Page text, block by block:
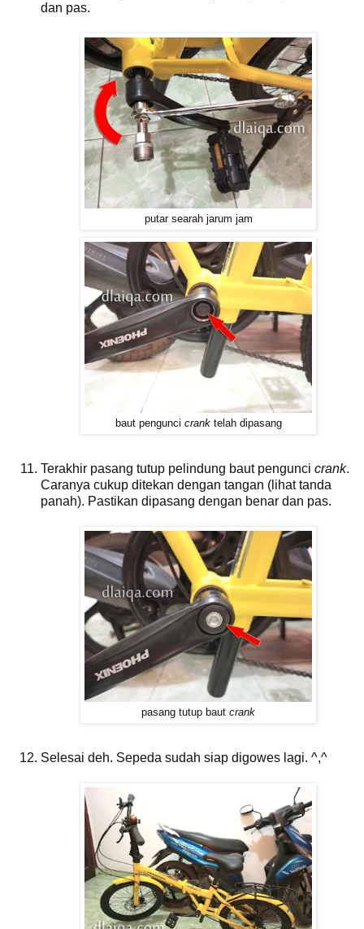
dan pas.
putar searah jarum jam
baut pengunci cranktelah dipasang
Terakhir pasang tutup pelindung baut pengunci crank.
Caranya cukup ditekan dengan tangan (lihat tanda
panah). Pastikan dipasang dengan benar dan pas.
pasang tutup baut crank
Selesai deh. Sepeda sudah siap digowes lagi. ^,^